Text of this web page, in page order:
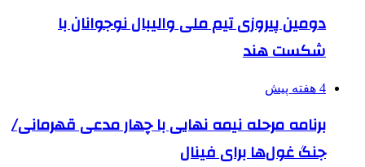
دومین پیروزی تیم ملی والیبال نوجوانان با
شکست هند
4 هفته پیش
برنامه مرحله نیمه نهایی با چهار مدعی قهرمانی/
جنگ غول‌ها برای فینال